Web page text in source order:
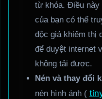
từ khóa. Điều này
của bạn có thể
độc giả khiếm thị
để duyệt internet
không tải được.
Nén và thay đổi
nén hình ảnh (